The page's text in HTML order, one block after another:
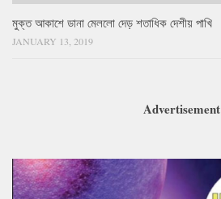
মুক্ত আকাশে ডানা মেললো দেড় শতাধিক দেশীয় পাখি
JANUARY 13, 2019
Advertisement